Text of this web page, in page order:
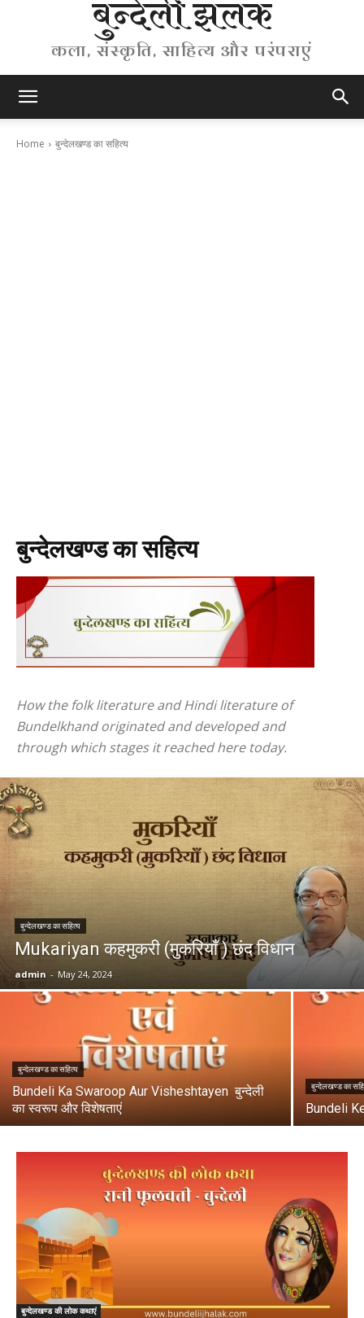
बुन्देली झलक
कला, संस्कृति, साहित्य और परंपराएं
Home बुन्देलखण्ड का सहित्य
बुन्देलखण्ड का सहित्य
How the folk literature and Hindi literature of
Bundelkhand originated and developed and
through which stages it reached here today.
बुन्देलखण्ड का सहित्य
Mukariyan कहमुकरी (मुकरियाँ ) छंद विधान
admin - May 24, 2024
बुन्देलखण्ड का सहित्य
Bundeli Ka Swaroop Aur Visheshtayen बुन्देली
का स्वरूप और विशेषताएं
बुन्देलखण्ड का
Bundeli
बुन्देलखण्ड की लोक कथाएं